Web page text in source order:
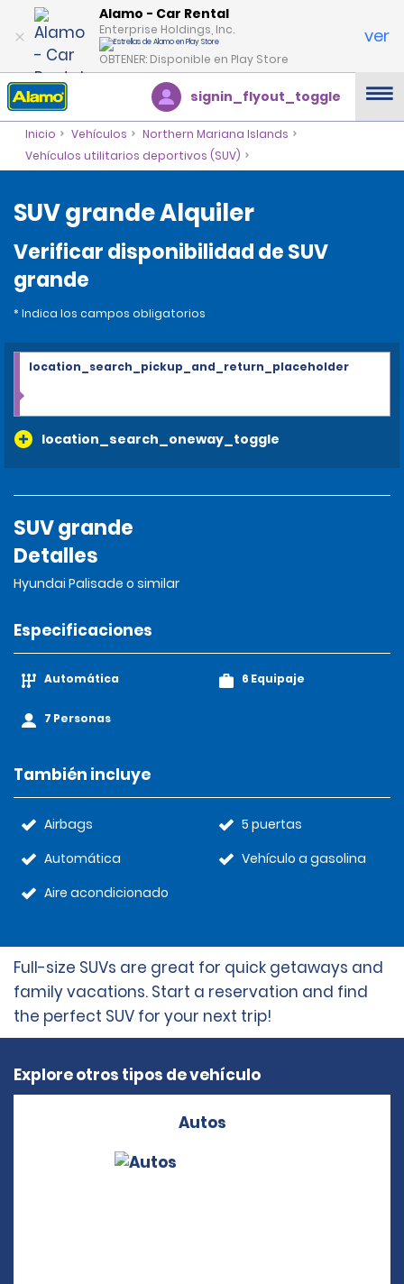
Alamo - Car Rental
Enterprise Holdings, Inc.
OBTENER: Disponible en Play Store
ver
signin_flyout_toggle
Inicio Vehículos
Northern Mariana Islands
Vehículos utilitarios deportivos (SUV)
SUV grande Alquiler
Verificar disponibilidad de SUV
grande
* Indica los campos obligatorios
location_search_oneway_toggle
location_search_pickup_and_return_placeholder
SUV grande
Detalles
Hyundai Palisade o similar
Especificaciones
Automática
7 Personas
6 Equipaje
También incluye
Airbags
Automática
Aire acondicionado
5 puertas
Vehículo a gasolina
Full-size SUVs are great for quick getaways and
family vacations. Start a reservation and find
the perfect SUV for your next trip!
Explore otros tipos de vehículo
Autos